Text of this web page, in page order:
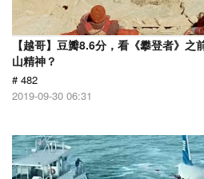
【越哥】豆瓣8.6分，看《攀登者》
山精神？
# 482
2019-09-30 06:31